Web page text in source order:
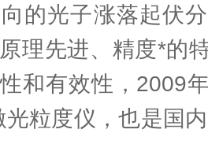
的光子涨落起伏
理先进、精度*的
和有效性，2009
光粒度仪，也是国